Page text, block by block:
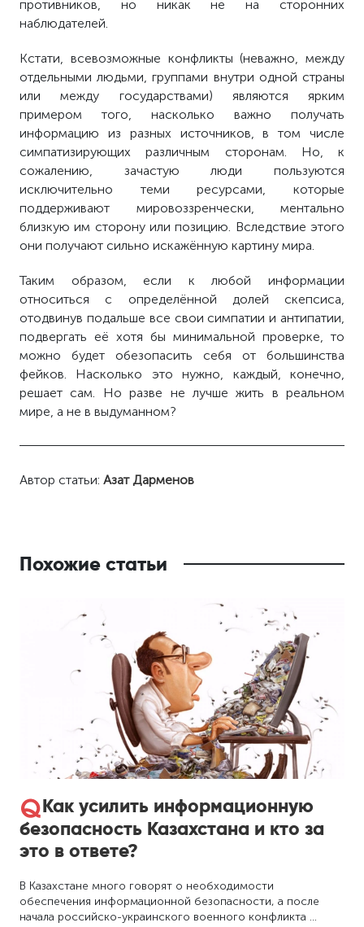
противников, но никак не на сторонних
наблюдателей.
Кстати, всевозможные конфликты (неважно, между
отдельными людьми, группами внутри одной страны
или между государствами) являются ярким
примером того, насколько важно получать
информацию из разных источников, в том числе
симпатизирующих различным сторонам. Но, к
сожалению, зачастую люди пользуются
исключительно теми ресурсами, которые
поддерживают мировоззренчески, ментально
близкую им сторону или позицию. Вследствие этого
они получают сильно искажённую картину мира.
Таким образом, если к любой информации
относиться с определённой долей скепсиса,
отодвинув подальше все свои симпатии и антипатии,
подвергать её хотя бы минимальной проверке, то
можно будет обезопасить себя от большинства
фейков. Насколько это нужно, каждый, конечно,
решает сам. Но разве не лучше жить в реальном
мире, а не в выдуманном?
Автор статьи:Азат Дарменов
Похожие статьи
Как усилить информационную
безопасность Казахстана и кто за
это в ответе?
В Казахстане много говорят о необходимости
обеспечения информационной безопасности, а после
начала российско-украинского военного конфликта …